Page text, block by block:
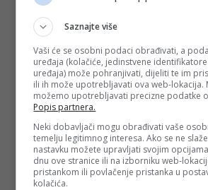
Saznajte više
Vaši će se osobni podaci obrađivati, a
uređaja (kolačiće, jedinstvene
uređaja) može pohranjivati, dijeliti te im
ili ih može upotrebljavati ova web-lokacija.
možemo upotrebljavati precizne podatke
Popis partnera.
Neki dobavljači mogu obrađivati vaše
temelju legitimnog interesa. Ako se ne
nastavku možete upravljati svojim
dnu ove stranice ili na izborniku web-
pristankom ili povlačenje pristanka u
kolačića.